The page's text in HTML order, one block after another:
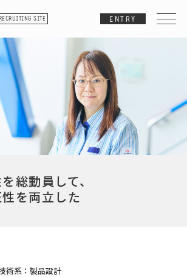
RECRUITING SITE ENTRY
総動員して、
を両立した
術系：製品設計
員に聞く！
クワクする未来とは？
に聞く！